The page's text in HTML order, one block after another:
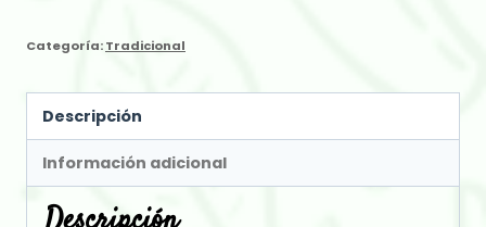
cantidad
Categoría:Tradicional
Descripción
Información adicional